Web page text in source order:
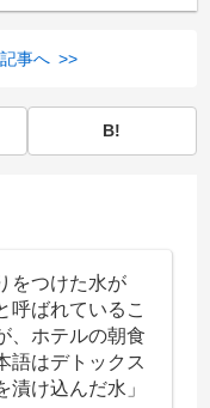
事へ >>
B!
をつけた水が
呼ばれているこ
、ホテルの朝食
語はデトックス
け込んだ水」